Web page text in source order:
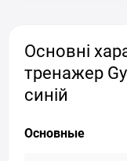
Основні
тренажер
синій
Основные